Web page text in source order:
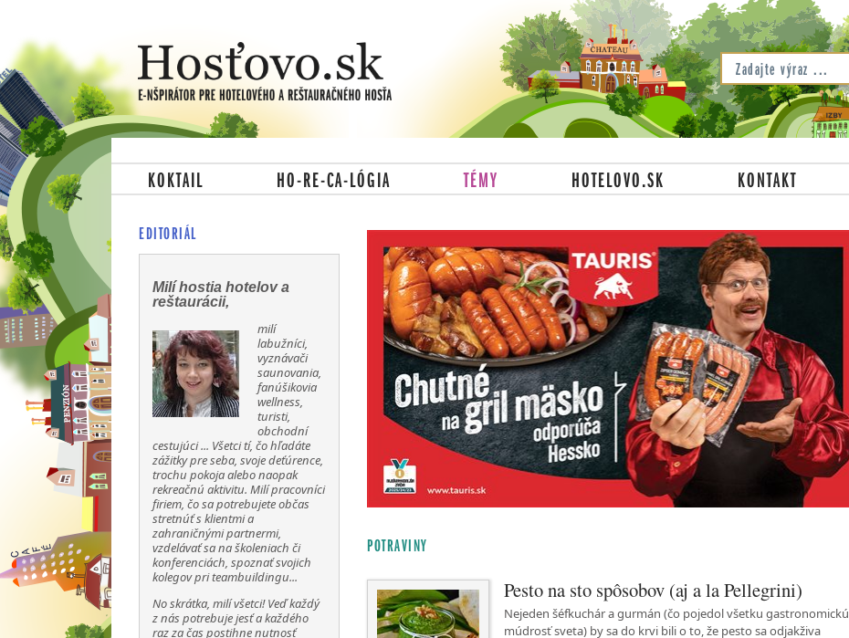
KOKTAIL HO-RE-CA-LÓGIA TÉMY HOTELOVO.SK KONTAKT
POTRAVINY
Pesto na sto spôsobov (aj a la Pellegrini)
Nejeden šéfkuchár a gurmán (čo pojedol všetku gastronomickú
múdrosť sveta) by sa do krvi bili o to, že pesto sa odjakživa
EDITORIÁL
Milí hostia hotelov a
reštaurácii,
milí
labužníci,
vyznávači
saunovania,
fanúšikovia
wellness,
turisti,
obchodní
cestujúci ... Všetci tí, čo hľadáte
zážitky pre seba, svoje deťúrence,
trochu pokoja alebo naopak
rekreačnú aktivitu. Milí pracovníci
firiem, čo sa potrebujete občas
stretnúť s klientmi a
zahraničnými partnermi,
vzdelávať sa na školeniach či
konferenciách, spoznať svojich
kolegov pri teambuildingu...
No skrátka, milí všetci! Veď každý
z nás potrebuje jesť a každého
raz za čas postihne nutnosť